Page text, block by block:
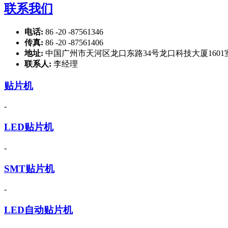
联系我们
电话: 86 -20 -87561346
传真: 86 -20 -87561406
地址: 中国广州市天河区龙口东路34号龙口科技大厦1601
联系人: 李经理
贴片机
-
LED贴片机
-
SMT贴片机
-
LED自动贴片机